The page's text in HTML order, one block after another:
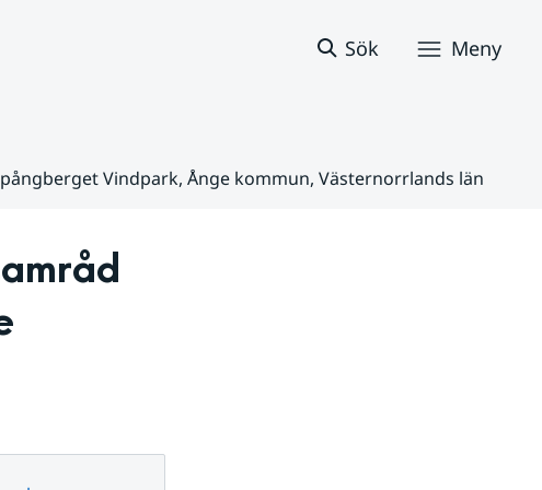
Sök Meny
Vindpark, Ånge kommun, Västernorrlands län